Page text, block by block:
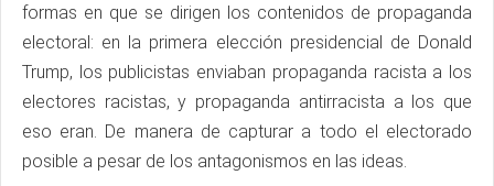
formas en que se dirigen los contenidos de propaganda
electoral: en la primera elección presidencial de Donald
Trump, los publicistas enviaban propaganda racista a los
electores racistas, y propaganda antirracista a los que
eso eran. De manera de capturar a todo el electorado
posible a pesar de los antagonismos en las ideas.